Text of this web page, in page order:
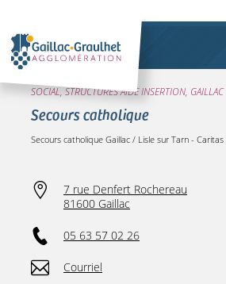
SOCIAL, STRUCTURES AIDE INSERTION, GAILLAC
Secours catholique
Secours catholique Gaillac / Lisle sur Tarn - Caritas
7 rue Denfert Rochereau
81600 Gaillac
05 63 57 02 26
Courriel